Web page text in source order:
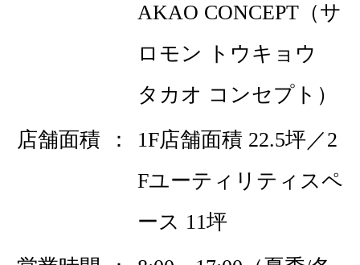
AKAO CONCEPT（サ
ロモン トウキョウ
タカオ コンセプト）
店舗面積
1F店舗面積 22.5坪／2
Fユーティリティスペ
ース 11坪